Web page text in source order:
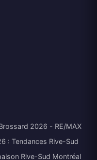
2026 - RE/MAX
: Tendances Rive-Sud
Rive-Sud Montréal